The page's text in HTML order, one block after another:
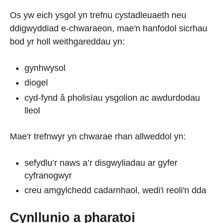
Os yw eich ysgol yn trefnu cystadleuaeth neu
ddigwyddiad e-chwaraeon, mae'n hanfodol sicrhau
bod yr holl weithgareddau yn:
gynhwysol
diogel
cyd-fynd â pholisïau ysgolion ac awdurdodau
lleol
Mae'r trefnwyr yn chwarae rhan allweddol yn:
sefydlu’r naws a’r disgwyliadau ar gyfer
cyfranogwyr
creu amgylchedd cadarnhaol, wedi'i reoli'n dda
Cynllunio a pharatoi